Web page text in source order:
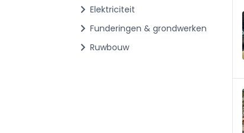
chevron_right Elektriciteit
chevron_right Funderingen & grondwerken
chevron_right Ruwbouw